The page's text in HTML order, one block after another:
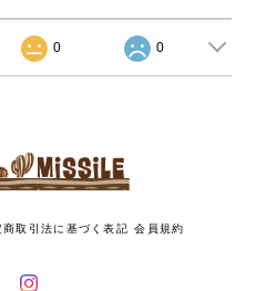
0 0
商取引法に基づく表記 会員規約